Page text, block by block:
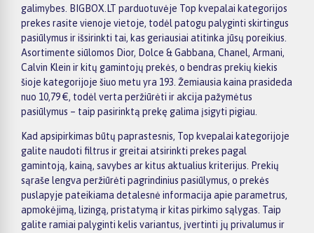
galimybes. BIGBOX.LT parduotuvėje Top kvepalai kategorijos
prekes rasite vienoje vietoje, todėl patogu palyginti skirtingus
pasiūlymus ir išsirinkti tai, kas geriausiai atitinka jūsų poreikius.
Asortimente siūlomos Dior, Dolce & Gabbana, Chanel, Armani,
Calvin Klein ir kitų gamintojų prekės, o bendras prekių kiekis
šioje kategorijoje šiuo metu yra 193. Žemiausia kaina prasideda
nuo 10,79 €, todėl verta peržiūrėti ir akcija pažymėtus
pasiūlymus – taip pasirinktą prekę galima įsigyti pigiau.
Kad apsipirkimas būtų paprastesnis, Top kvepalai kategorijoje
galite naudoti filtrus ir greitai atsirinkti prekes pagal
gamintoją, kainą, savybes ar kitus aktualius kriterijus. Prekių
sąraše lengva peržiūrėti pagrindinius pasiūlymus, o prekės
puslapyje pateikiama detalesnė informacija apie parametrus,
apmokėjimą, lizingą, pristatymą ir kitas pirkimo sąlygas. Taip
galite ramiai palyginti kelis variantus, įvertinti jų privalumus ir